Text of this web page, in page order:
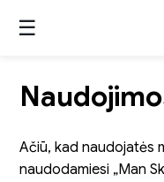
☰
Ačiū, kad naudojatės
naudodamiesi „Man